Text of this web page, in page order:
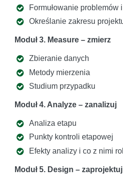
Formułowanie problemów
Określanie zakresu
Moduł 3. Measure – zmierz
Zbieranie danych
Metody mierzenia
Studium przypadku
Moduł 4. Analyze – zanalizuj
Analiza etapu
Punkty kontroli etapowej
Efekty analizy i co z nimi
Moduł 5. Design – zaprojektuj